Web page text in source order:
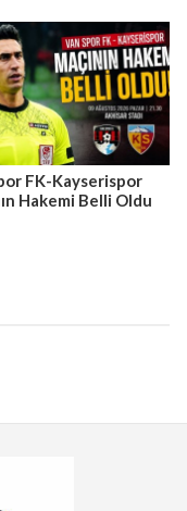
FK-Kayserispor
Hakemi Belli Oldu